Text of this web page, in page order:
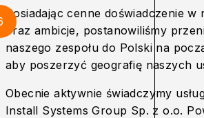
Posiadając cenne doświadczenie w
oraz ambicje, postanowiliśmy
naszego zespołu do Polski na
aby poszerzyć geografię naszych
Obecnie aktywnie świadczymy
Install Systems Group Sp. z o.o.